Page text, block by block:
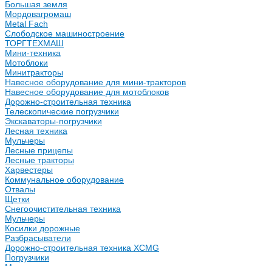
Большая земля
Мордовагромаш
Metal Fach
Слободское машиностроение
ТОРГТЕХМАШ
Мини-техника
Мотоблоки
Минитракторы
Навесное оборудование для мини-тракторов
Навесное оборудование для мотоблоков
Дорожно-строительная техника
Телескопические погрузчики
Экскаваторы-погрузчики
Лесная техника
Мульчеры
Лесные прицепы
Лесные тракторы
Харвестеры
Коммунальное оборудование
Отвалы
Щетки
Снегоочистительная техника
Мульчеры
Косилки дорожные
Разбрасыватели
Дорожно-строительная техника XCMG
Погрузчики